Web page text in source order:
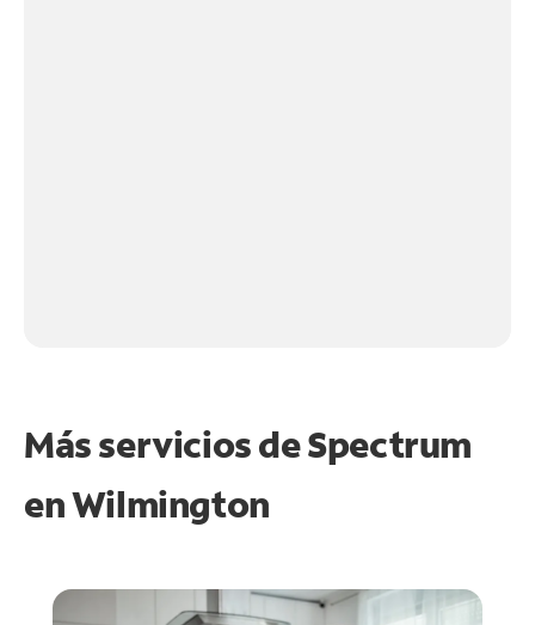
Más servicios de Spectrum
enWilmington